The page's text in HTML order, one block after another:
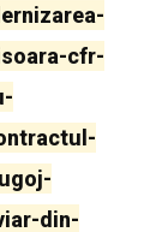
cfr-
din-